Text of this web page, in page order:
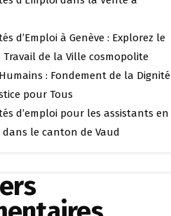
d’Emploi à Genève : Explorez le
Travail de la Ville cosmopolite
: Fondement de la Dignité
pour Tous
d’emploi pour les assistants en
dans le canton de Vaud